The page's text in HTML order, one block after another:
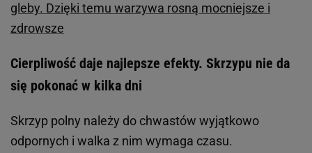
gleby. Dzięki temu warzywa rosną mocniejsze i
zdrowsze
Cierpliwość daje najlepsze efekty. Skrzypu nie da
się pokonać w kilka dni
Skrzyp polny należy do chwastów wyjątkowo
odpornych i walka z nim wymaga czasu.